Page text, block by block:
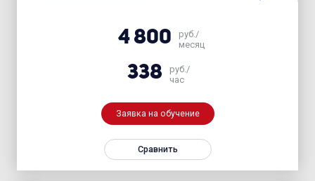
4 800
руб./
месяц
338
руб./
час
Заявка на обучение
Сравнить